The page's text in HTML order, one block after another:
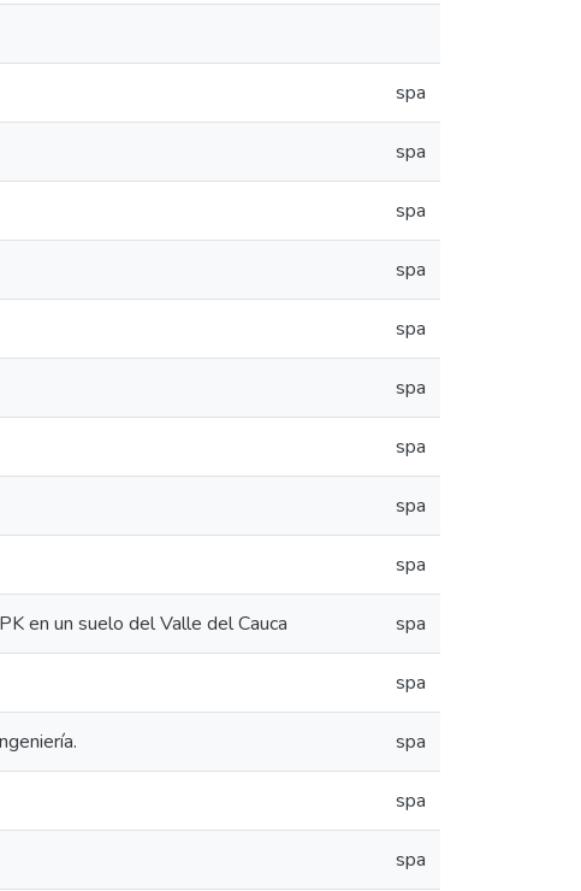
spa
spa
spa
spa
spa
spa
spa
spa
spa
en un suelo del Valle del Cauca spa
spa
spa
spa
spa